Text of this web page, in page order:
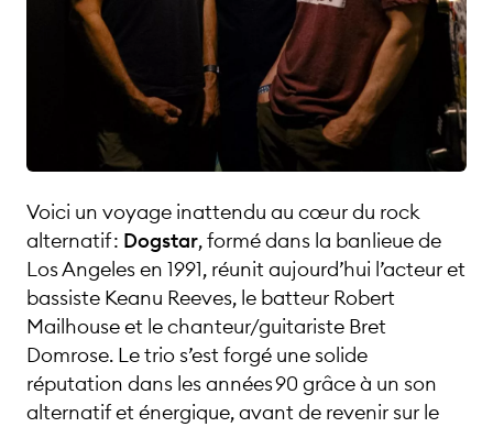
Voici un voyage inattendu au cœur du rock
alternatif : Dogstar, formé dans la banlieue de
Los Angeles en 1991, réunit aujourd’hui l’acteur et
bassiste Keanu Reeves, le batteur Robert
Mailhouse et le chanteur/guitariste Bret
Domrose. Le trio s’est forgé une solide
réputation dans les années 90 grâce à un son
alternatif et énergique, avant de revenir sur le